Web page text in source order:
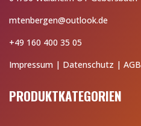
mtenbergen@outlook.de
+49 160 400 35 05
Impressum | Datenschutz |AGB
PRODUKTKATEGORIEN